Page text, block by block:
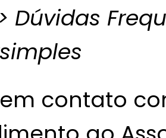
Dúvidas
contato